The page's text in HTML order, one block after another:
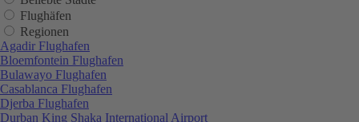
Flughäfen
Regionen
Agadir Flughafen
Bloemfontein Flughafen
Bulawayo Flughafen
Casablanca Flughafen
Djerba Flughafen
Durban King Shaka International Airport